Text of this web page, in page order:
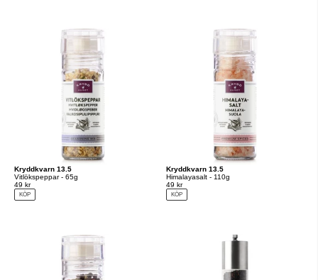
Kryddkvarn 13.5
Vitlökspeppar - 65g
49 kr
KÖP
Kryddkvarn 13.5
Himalayasalt - 110g
49 kr
KÖP